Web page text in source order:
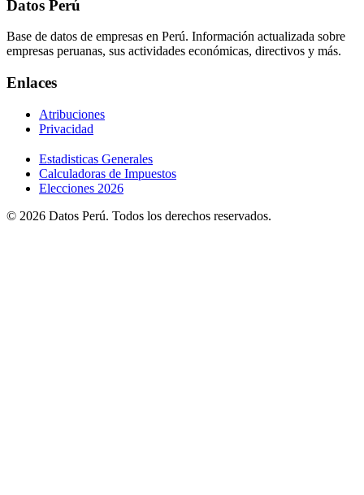
Datos Perú
Base de datos de empresas en Perú. Información actualizada sobre
empresas peruanas, sus actividades económicas, directivos y más.
Enlaces
Atribuciones
Privacidad
Estadisticas Generales
Calculadoras de Impuestos
Elecciones 2026
© 2026 Datos Perú. Todos los derechos reservados.